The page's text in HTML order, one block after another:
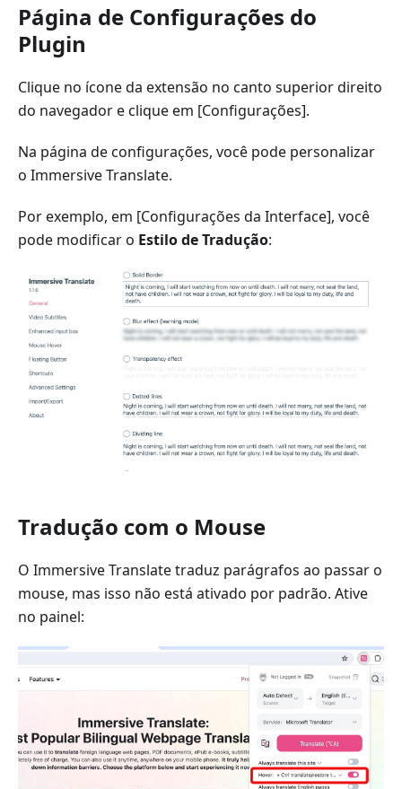
Página de Configurações do
Plugin
Clique no ícone da extensão no canto superior direito
do navegador e clique em [Configurações].
Na página de configurações, você pode personalizar
o Immersive Translate.
Por exemplo, em [Configurações da Interface], você
pode modificar o Estilo de Tradução:
Tradução com o Mouse
O Immersive Translate traduz parágrafos ao passar o
mouse, mas isso não está ativado por padrão. Ative
no painel: